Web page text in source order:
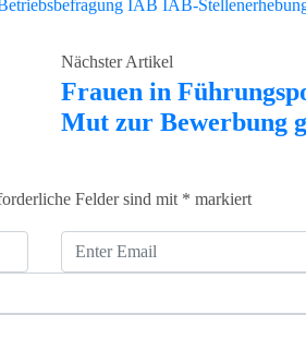
IAB IAB-
Nächster Artikel
Frauen in
Mut zur Bewerbung
Felder sind mit * markiert